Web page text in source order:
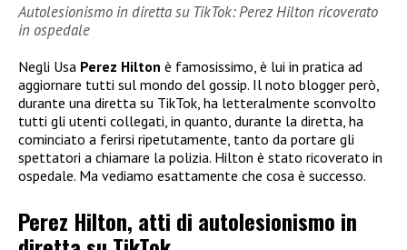
Autolesionismo in diretta su TikTok: Perez Hilton ricoverato
in ospedale
Negli Usa Perez Hilton è famosissimo, è lui in pratica ad
aggiornare tutti sul mondo del gossip. Il noto blogger però,
durante una diretta su TikTok, ha letteralmente sconvolto
tutti gli utenti collegati, in quanto, durante la diretta, ha
cominciato a ferirsi ripetutamente, tanto da portare gli
spettatori a chiamare la polizia. Hilton è stato ricoverato in
ospedale. Ma vediamo esattamente che cosa è successo.
Perez Hilton, atti di autolesionismo in